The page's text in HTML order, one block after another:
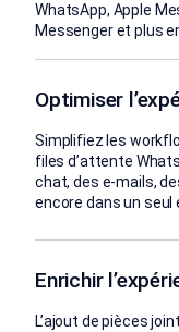
WhatsApp, Apple
Messenger et plus
Optimiser
Simplifiez les
files d’attente
chat, des e-mails,
encore dans un
Enrichir
L’ajout de pièces